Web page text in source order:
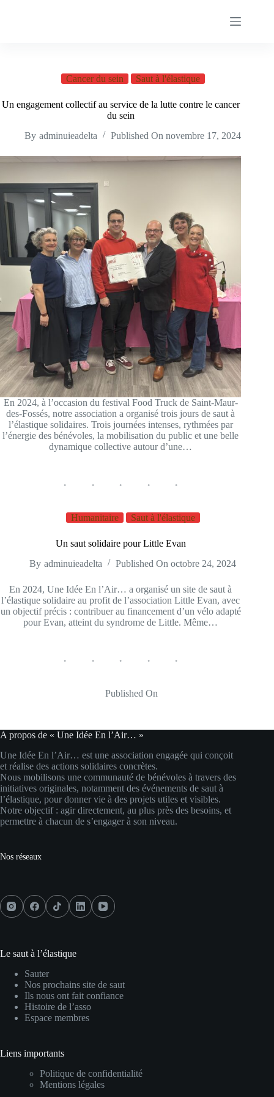
Cancer du sein Saut à l'élastique
Un engagement collectif au service de la lutte contre le cancer
du sein
By adminuieadelta Published On novembre 17, 2024
En 2024, à l’occasion du festival Food Truck de Saint-Maur-
des-Fossés, notre association a organisé trois jours de saut à
l’élastique solidaires. Trois journées intenses, rythmées par
l’énergie des bénévoles, la mobilisation du public et une belle
dynamique collective autour d’une…
Humanitaire Saut à l'élastique
Un saut solidaire pour Little Evan
By adminuieadelta Published On octobre 24, 2024
En 2024, Une Idée En l’Air… a organisé un site de saut à
l’élastique solidaire au profit de l’association Little Evan, avec
un objectif précis : contribuer au financement d’un vélo adapté
pour Evan, atteint du syndrome de Little. Même…
Published On
A propos de « Une Idée En l’Air… »
Une Idée En l’Air… est une association engagée qui conçoit
et réalise des actions solidaires concrètes.
Nous mobilisons une communauté de bénévoles à travers des
initiatives originales, notamment des événements de saut à
l’élastique, pour donner vie à des projets utiles et visibles.
Notre objectif : agir directement, au plus près des besoins, et
permettre à chacun de s’engager à son niveau.
Nos réseaux
Le saut à l’élastique
Sauter
Nos prochains site de saut
Ils nous ont fait confiance
Histoire de l’asso
Espace membres
Liens importants
Politique de confidentialité
Mentions légales